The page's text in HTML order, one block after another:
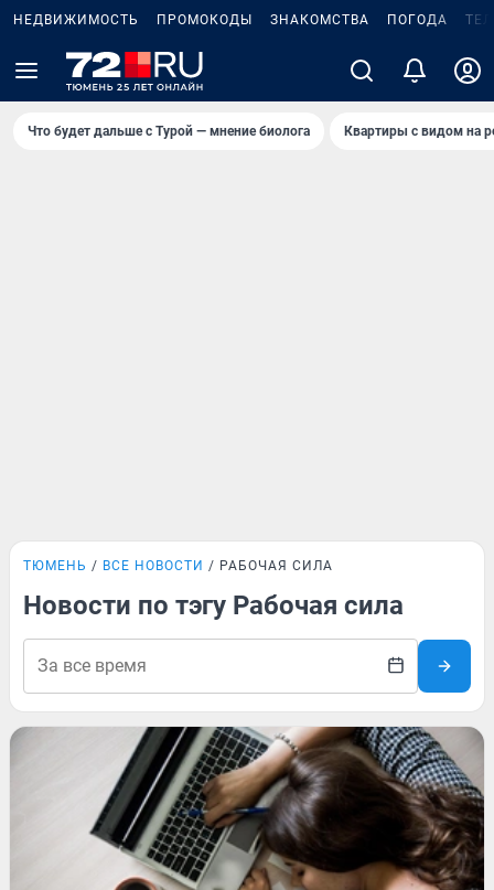
НЕДВИЖИМОСТЬ ПРОМОКОДЫ ЗНАКОМСТВА ПОГОДА
Что будет дальше с Турой — мнение биолога Квартиры с видом на
ТЮМЕНЬ ВСЕ НОВОСТИ РАБОЧАЯ СИЛА
Новости по тэгу Рабочая сила